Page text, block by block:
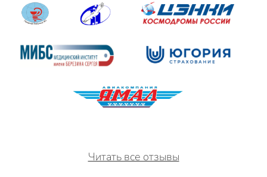
Читать все отзывы